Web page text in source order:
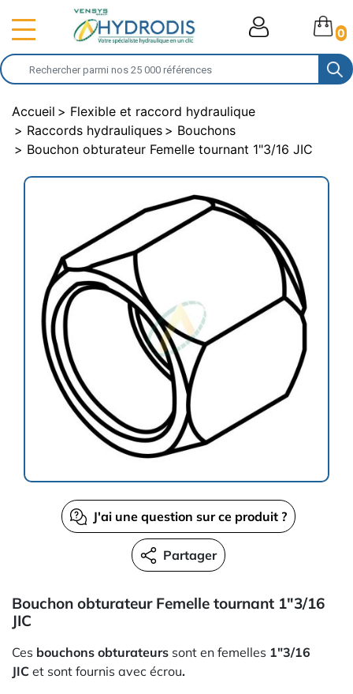
0
Accueil
Flexible et raccord hydraulique
Raccords hydrauliques
Bouchons
Bouchon obturateur Femelle tournant 1"3/16 JIC
J'ai une question sur ce produit ?
Partager
Bouchon obturateur Femelle tournant 1"3/16
JIC
Ces bouchons obturateurs sont en femelles 1"3/16
JIC et sont fournis avec écrou.